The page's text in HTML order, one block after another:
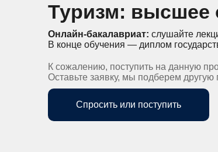
Туризм: высшее
Онлайн-бакалавриат: слушайте
В конце обучения — диплом
К сожалению, поступить на данную
Оставьте заявку, мы подберем другую
Спросить или поступить